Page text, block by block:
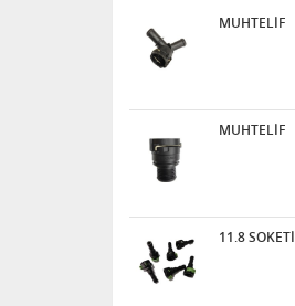
MUHTELİF
MUHTELİF
11.8 SOKETİ